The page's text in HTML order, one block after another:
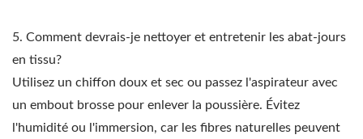
5. Comment devrais-je nettoyer et entretenir les abat-jours
en tissu?
Utilisez un chiffon doux et sec ou passez l'aspirateur avec
un embout brosse pour enlever la poussière. Évitez
l'humidité ou l'immersion, car les fibres naturelles peuvent